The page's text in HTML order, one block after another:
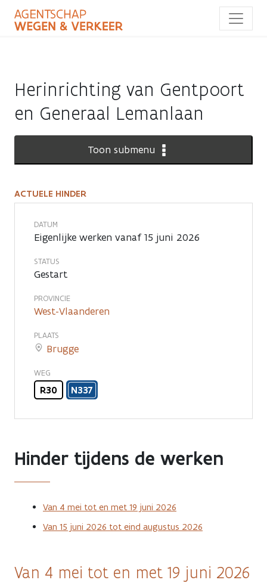
naar
Herinrichting van Gentpoort
en Generaal Lemanlaan
Toon submenu
Actuele
hinder
ACTUELE HINDER
DATUM
Eigenlijke werken vanaf 15 juni 2026
STATUS
Gestart
PROVINCIE
West-Vlaanderen
PLAATS
Brugge
WEG
R30 N337
Hinder tijdens de werken
Van 4 mei tot en met 19 juni 2026
Van 15 juni 2026 tot eind augustus 2026
Van 4 mei tot en met 19 juni 2026